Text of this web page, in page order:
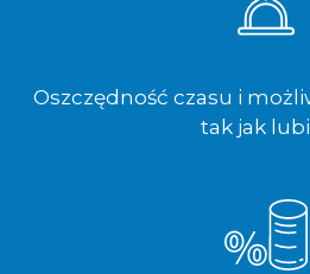
Oszczędność czasu i
tak jak